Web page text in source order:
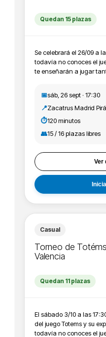
Quedan 15 plazas
Se celebrará el 26/09 a las 17:30
todavía no conoces el
te enseñarán a jugar
su expansión. Asimismo
oportunidad de llevarte
autores.
📅sáb, 26 sept · 17:30
📍Zacatrus Madrid
⏱️120 minutos
👥15 / 16 plazas libres
Ver
Casual
Torneo de
Valencia
Quedan 11 plazas
El sábado 3/10 a las
del juego Totems y su
todavía no conoces el